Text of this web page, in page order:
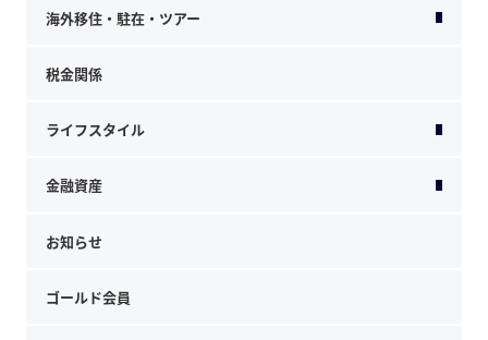
海外移住・駐在・ツアー
税金関係
ライフスタイル
金融資産
お知らせ
ゴールド会員